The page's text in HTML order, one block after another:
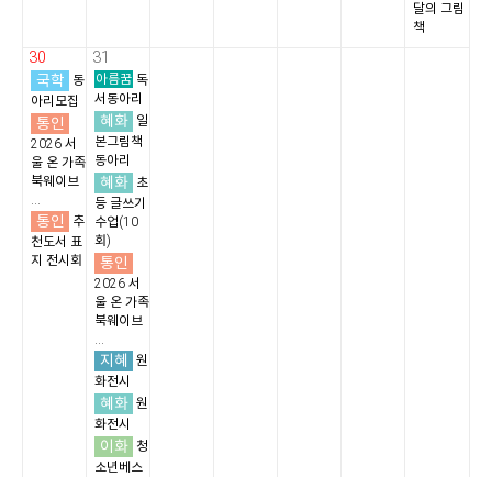
달의 그림
책
30
국학
동
아리모집
통인
2026 서
울 온 가족
북웨이브
...
통인
추
천도서 표
지 전시회
31
아름꿈 독
서동아리
혜화
일
본그림책
동아리
혜화
초
등 글쓰기
수업(10
회)
통인
2026 서
울 온 가족
북웨이브
...
지혜
원
화전시
혜화 원
화전시
이화
청
소년베스